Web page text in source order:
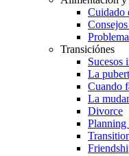
Cuidado
Transiciónes
Sucesos
La
Cuando
La
Divorce